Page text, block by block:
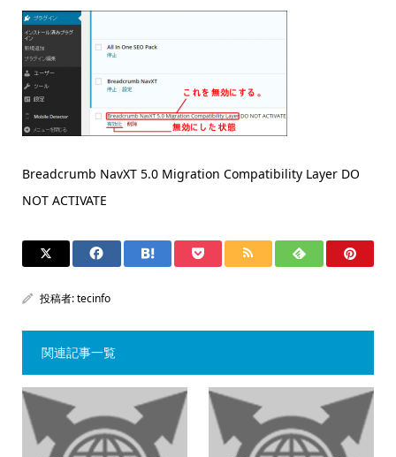
Breadcrumb NavXT 5.0 Migration Compatibility Layer DO
NOT ACTIVATE
投稿者:tecinfo
関連記事一覧